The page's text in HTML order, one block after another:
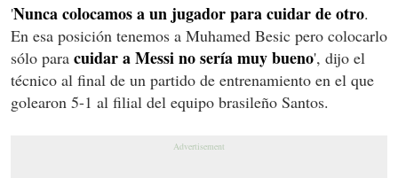
'Nunca colocamos a un jugador para cuidar de otro.
En esa posición tenemos a Muhamed Besic pero colocarlo
sólo para cuidar a Messi no sería muy bueno', dijo el
técnico al final de un partido de entrenamiento en el que
golearon 5-1 al filial del equipo brasileño Santos.